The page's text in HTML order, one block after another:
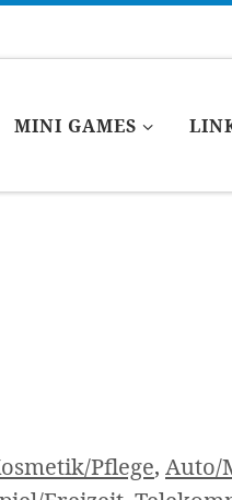
MINI GAMES
Pflege, Auto/